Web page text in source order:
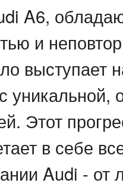
A6,
и
выступает
Этот
в себе
Audi - от